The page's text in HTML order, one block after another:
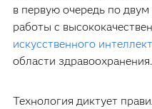
в первую очередь по
работы с
искусственного
области здравоохранения.
Технология диктует